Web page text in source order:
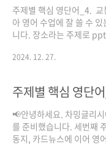
주제별 핵심 영단어_4.
아 영어 수업에 잘 쓸 수
니다. 장소라는 주제로
께서 특히 적극 활용해보
https://
제별 핵심 영단어_4. 교
이상 지원되지 않습니다.
2024. 12. 27.
주제별 핵심 영단
📢안녕하세요. 차밍글리
를 준비했습니다. 세번째
동지, 카드뉴스에 이어 영